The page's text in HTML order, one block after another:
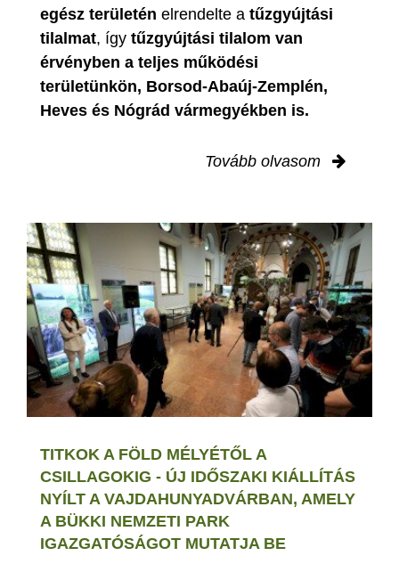
egész területén elrendelte a tűzgyújtási
tilalmat, így tűzgyújtási tilalom van
érvényben a teljes működési
területünkön, Borsod-Abaúj-Zemplén,
Heves és Nógrád vármegyékben is.
Tovább olvasom
TITKOK A FÖLD MÉLYÉTŐL A
CSILLAGOKIG - ÚJ IDŐSZAKI KIÁLLÍTÁS
NYÍLT A VAJDAHUNYADVÁRBAN, AMELY
A BÜKKI NEMZETI PARK
IGAZGATÓSÁGOT MUTATJA BE